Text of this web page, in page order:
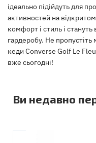
ідеально підійдуть для
активностей на
комфорт і стиль і
гардеробу. Не пропустіть
кеди Converse Golf Le
вже сьогодні!
Ви недавно